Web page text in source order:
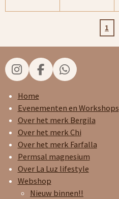
1
I
n
s
t
a
g
r
a
m
F
a
e
b
o
o
k
W
h
t
s
A
p
p
Home
Evenementen en Workshops
Over het merk Bergila
Over het merk Chi
Over het merk Farfalla
Permsal magnesium
Over La Luz lifestyle
Webshop
Nieuw binnen!!